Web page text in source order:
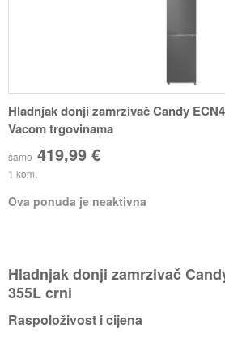
Hladnjak donji zamrzivač Candy
Vacom trgovinama
samo 419,99 €
1 kom.
Ova ponuda je neaktivna
Hladnjak donji zamrzivač
355L crni
Raspoloživost i cijena